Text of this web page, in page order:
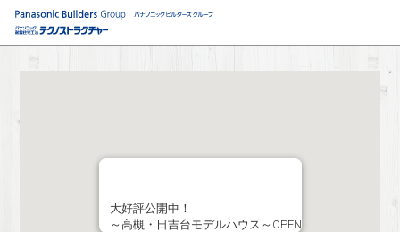
大好評公開中！
～高槻・日吉台モデルハウス～OPEN